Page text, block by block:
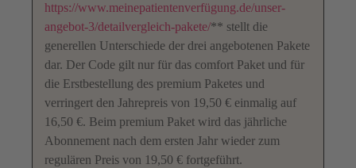
https://www.meinepatientenverfügung.de/unser-
angebot-3/detailvergleich-pakete/** stellt die
generellen Unterschiede der drei angebotenen Pakete
dar. Der Code gilt nur für das comfort Paket und für
die Erstbestellung des premium Paketes und
verringert den Jahrepreis von 19,50 € einmalig auf
16,50 €. Beim premium Paket wird das jährliche
Abonnement nach dem ersten Jahr wieder zum
regulären Preis von 19,50 € fortgeführt.